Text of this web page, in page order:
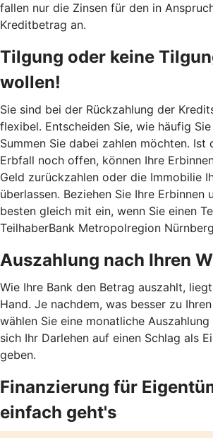
fallen nur die Zinsen für den in
Kreditbetrag an.
Tilgung oder keine
wollen!
Sie sind bei der Rückzahlung der
flexibel. Entscheiden Sie, wie häufig
Summen Sie dabei zahlen möchten. Ist
Erbfall noch offen, können Ihre
Geld zurückzahlen oder die Immobilie
überlassen. Beziehen Sie Ihre Erbinnen
besten gleich mit ein, wenn Sie einen
TeilhaberBank Metropolregion
Auszahlung nach Ihren
Wie Ihre Bank den Betrag auszahlt,
Hand. Je nachdem, was besser zu
wählen Sie eine monatliche
sich Ihr Darlehen auf einen Schlag als
geben.
Finanzierung für
einfach geht's